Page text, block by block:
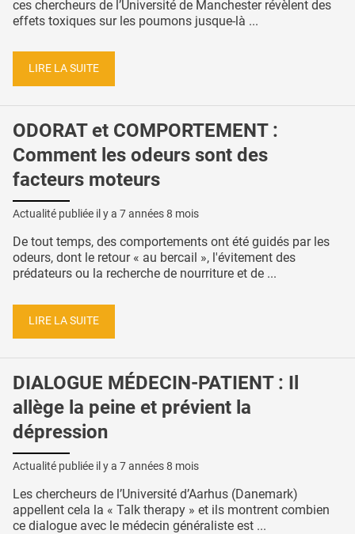
ces chercheurs de l’Université de Manchester révèlent des
effets toxiques sur les poumons jusque-là ...
LIRE LA SUITE
ODORAT et COMPORTEMENT :
Comment les odeurs sont des
facteurs moteurs
Actualité publiée il y a 7 années 8 mois
De tout temps, des comportements ont été guidés par les
odeurs, dont le retour « au bercail », l'évitement des
prédateurs ou la recherche de nourriture et de ...
LIRE LA SUITE
DIALOGUE MÉDECIN-PATIENT : Il
allège la peine et prévient la
dépression
Actualité publiée il y a 7 années 8 mois
Les chercheurs de l’Université d’Aarhus (Danemark)
appellent cela la « Talk therapy » et ils montrent combien
ce dialogue avec le médecin généraliste est ...